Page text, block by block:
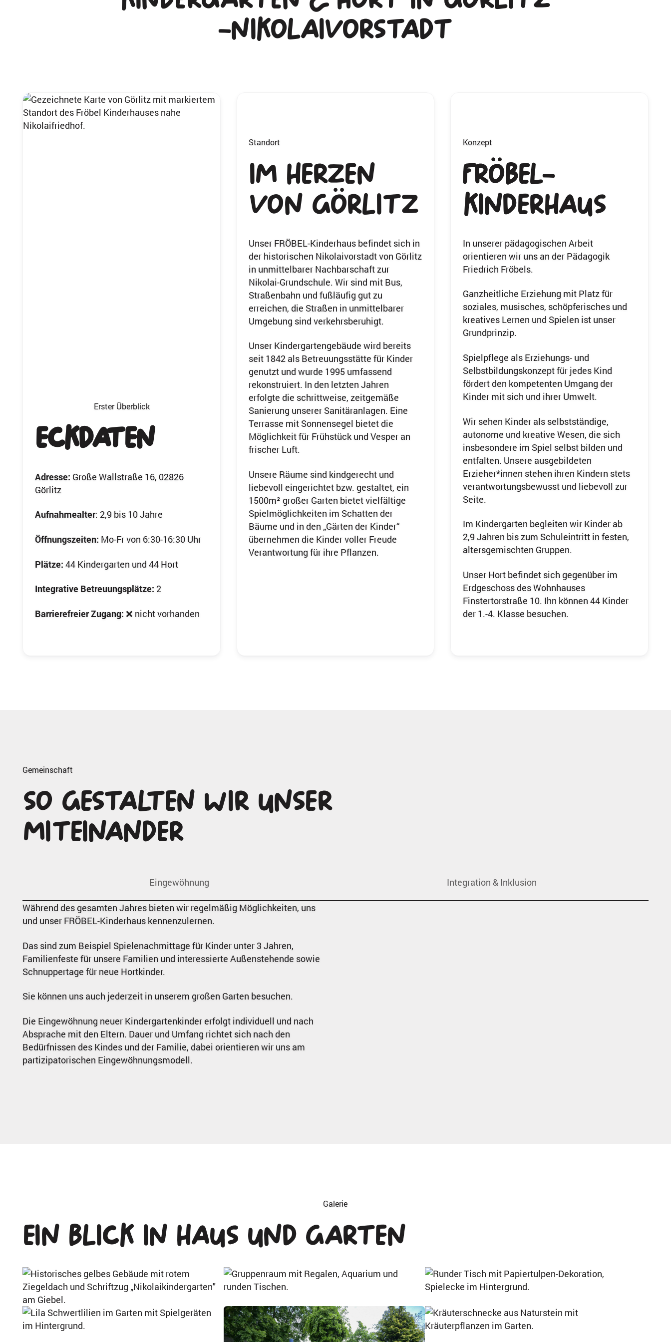
-Nikolaivorstadt
Erster Überblick
Eckdaten
Adresse: Große Wallstraße 16, 02826
Görlitz
Aufnahmealter: 2,9 bis 10 Jahre
Öffnungszeiten: Mo-Fr von 6:30-16:30 Uhr
Plätze: 44 Kindergarten und 44 Hort
Integrative Betreuungsplätze: 2
Barrierefreier Zugang: ❌ nicht vorhanden
Standort
Im Herzen
von Görlitz
Unser FRÖBEL-Kinderhaus befindet sich in
der historischen Nikolaivorstadt von Görlitz
in unmittelbarer Nachbarschaft zur
Nikolai-Grundschule. Wir sind mit Bus,
Straßenbahn und fußläufig gut zu
erreichen, die Straßen in unmittelbarer
Umgebung sind verkehrsberuhigt.
Unser Kindergartengebäude wird bereits
seit 1842 als Betreuungsstätte für Kinder
genutzt und wurde 1995 umfassend
rekonstruiert. In den letzten Jahren
erfolgte die schrittweise, zeitgemäße
Sanierung unserer Sanitäranlagen. Eine
Terrasse mit Sonnensegel bietet die
Möglichkeit für Frühstück und Vesper an
frischer Luft.
Unsere Räume sind kindgerecht und
liebevoll eingerichtet bzw. gestaltet, ein
1500m² großer Garten bietet vielfältige
Spielmöglichkeiten im Schatten der
Bäume und in den „Gärten der Kinder“
übernehmen die Kinder voller Freude
Verantwortung für ihre Pflanzen.
Konzept
FRÖBEL-
Kinderhaus
In unserer pädagogischen Arbeit
orientieren wir uns an der Pädagogik
Friedrich Fröbels.
Ganzheitliche Erziehung mit Platz für
soziales, musisches, schöpferisches und
kreatives Lernen und Spielen ist unser
Grundprinzip.
Spielpflege als Erziehungs- und
Selbstbildungskonzept für jedes Kind
fördert den kompetenten Umgang der
Kinder mit sich und ihrer Umwelt.
Wir sehen Kinder als selbstständige,
autonome und kreative Wesen, die sich
insbesondere im Spiel selbst bilden und
entfalten. Unsere ausgebildeten
Erzieher*innen stehen ihren Kindern stets
verantwortungsbewusst und liebevoll zur
Seite.
Im Kindergarten begleiten wir Kinder ab
2,9 Jahren bis zum Schuleintritt in festen,
altersgemischten Gruppen.
Unser Hort befindet sich gegenüber im
Erdgeschoss des Wohnhauses
Finstertorstraße 10. Ihn können 44 Kinder
der 1.-4. Klasse besuchen.
Gemeinschaft
So gestalten wir unser
Miteinander
Eingewöhnung Integration & Inklusion
Während des gesamten Jahres bieten wir regelmäßig Möglichkeiten, uns
und unser FRÖBEL-Kinderhaus kennenzulernen.
Das sind zum Beispiel Spielenachmittage für Kinder unter 3 Jahren,
Familienfeste für unsere Familien und interessierte Außenstehende sowie
Schnuppertage für neue Hortkinder.
Sie können uns auch jederzeit in unserem großen Garten besuchen.
Die Eingewöhnung neuer Kindergartenkinder erfolgt individuell und nach
Absprache mit den Eltern. Dauer und Umfang richtet sich nach den
Bedürfnissen des Kindes und der Familie, dabei orientieren wir uns am
partizipatorischen Eingewöhnungsmodell.
Galerie
Ein Blick in Haus und Garten